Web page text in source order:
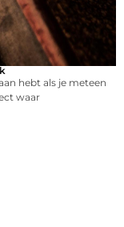
hebt als je meteen
waar